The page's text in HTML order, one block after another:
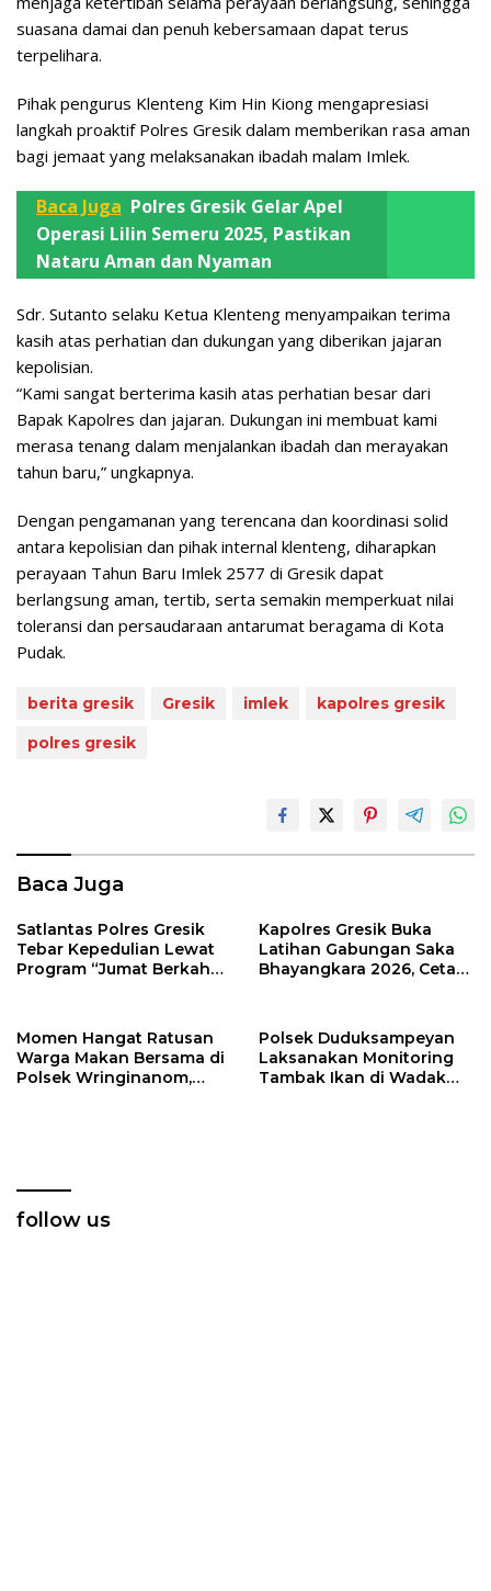
suasana damai dan penuh kebersamaan dapat terus
terpelihara.
Pihak pengurus Klenteng Kim Hin Kiong mengapresiasi
langkah proaktif Polres Gresik dalam memberikan rasa aman
bagi jemaat yang melaksanakan ibadah malam Imlek.
Baca Juga Polres Gresik Gelar Apel
Operasi Lilin Semeru 2025, Pastikan
Nataru Aman dan Nyaman
Sdr. Sutanto selaku Ketua Klenteng menyampaikan terima
kasih atas perhatian dan dukungan yang diberikan jajaran
kepolisian.
“Kami sangat berterima kasih atas perhatian besar dari
Bapak Kapolres dan jajaran. Dukungan ini membuat kami
merasa tenang dalam menjalankan ibadah dan merayakan
tahun baru,” ungkapnya.
Dengan pengamanan yang terencana dan koordinasi solid
antara kepolisian dan pihak internal klenteng, diharapkan
perayaan Tahun Baru Imlek 2577 di Gresik dapat
berlangsung aman, tertib, serta semakin memperkuat nilai
toleransi dan persaudaraan antarumat beragama di Kota
Pudak.
berita gresik Gresik imlek
kapolres gresik
polres gresik
Baca Juga
Satlantas Polres Gresik
Tebar Kepedulian Lewat
Program “Jumat Berkah
Kapolres Gresik Buka
Latihan Gabungan Saka
Bhayangkara 2026, Cetak
Kamtibmas
Momen Hangat Ratusan
Warga Makan Bersama di
Polsek Wringinanom,
Polsek Duduksampeyan
Laksanakan Monitoring
Tambak Ikan di Wadak
follow us